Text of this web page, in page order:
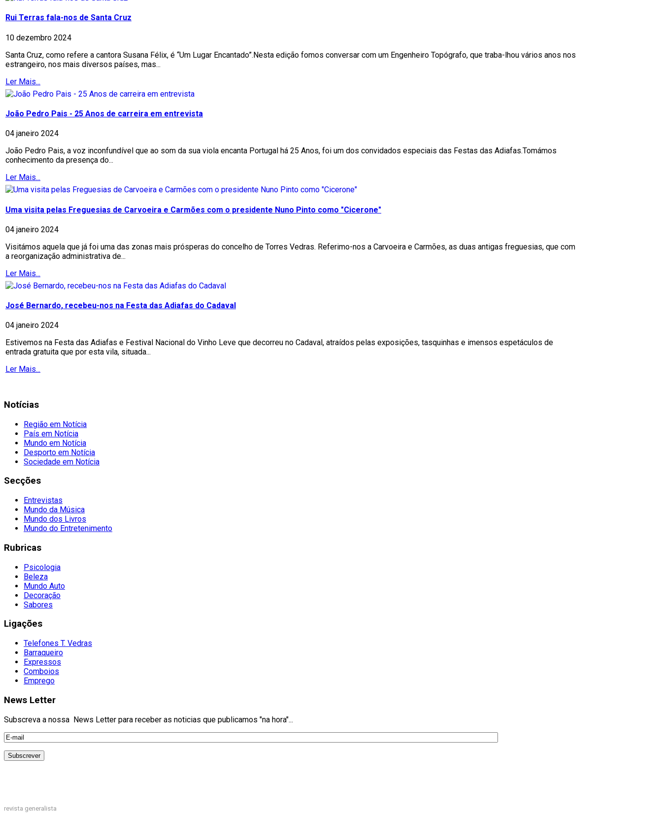
Rui Terras fala-nos de Santa Cruz
10 dezembro 2024
Santa Cruz, como refere a cantora Susana Félix, é “Um Lugar Encantado”.Nesta edição fomos conversar com um Engenheiro Topógrafo, que traba-lhou vários anos nos
estrangeiro, nos mais diversos países, mas...
Ler Mais...
João Pedro Pais - 25 Anos de carreira em entrevista
04 janeiro 2024
João Pedro Pais, a voz inconfundível que ao som da sua viola encanta Portugal há 25 Anos, foi um dos convidados especiais das Festas das Adiafas.Tomámos
conhecimento da presença do...
Ler Mais...
Uma visita pelas Freguesias de Carvoeira e Carmões com o presidente Nuno Pinto como "Cicerone"
04 janeiro 2024
Visitámos aquela que já foi uma das zonas mais prósperas do concelho de Torres Vedras. Referimo-nos a Carvoeira e Carmões, as duas antigas freguesias, que com
a reorganização administrativa de...
Ler Mais...
José Bernardo, recebeu-nos na Festa das Adiafas do Cadaval
04 janeiro 2024
Estivemos na Festa das Adiafas e Festival Nacional do Vinho Leve que decorreu no Cadaval, atraídos pelas exposições, tasquinhas e imensos espetáculos de
entrada gratuita que por esta vila, situada...
Ler Mais...
Notícias
Região em Notícia
País em Notícia
Mundo em Notícia
Desporto em Notícia
Sociedade em Notícia
Secções
Entrevistas
Mundo da Música
Mundo dos Livros
Mundo do Entretenimento
Rubricas
Psicologia
Beleza
Mundo Auto
Decoração
Sabores
Ligações
Telefones T. Vedras
Barraqueiro
Expressos
Comboios
Emprego
News Letter
Subscreva a nossa News Letter para receber as noticias que publicamos "na hora"...
revista generalista